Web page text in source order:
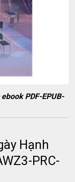
PDF-EPUB-
Hạnh
PRC-